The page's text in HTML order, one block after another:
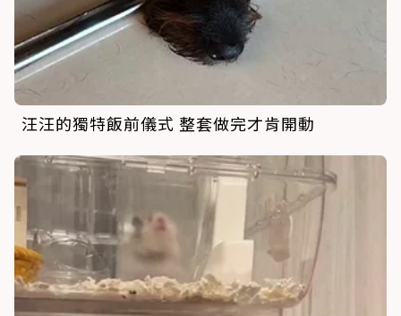
汪汪的獨特飯前儀式 整套做完才肯開動